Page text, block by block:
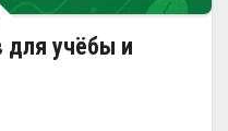
для учёбы и